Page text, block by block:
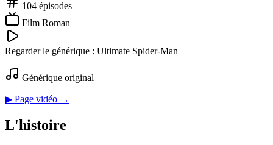
104 épisodes
Film Roman
Regarder le générique : Ultimate Spider-Man
Générique original
▶ Page vidéo →
L'histoire